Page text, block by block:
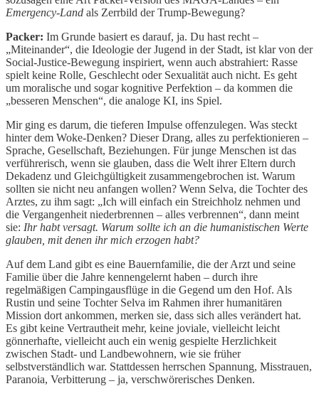
Emergency-Land als Zerrbild der Trump-Bewegung?
Packer: Im Grunde basiert es darauf, ja. Du hast recht –
„Miteinander“, die Ideologie der Jugend in der Stadt, ist klar von der
Social-Justice-Bewegung inspiriert, wenn auch abstrahiert: Rasse
spielt keine Rolle, Geschlecht oder Sexualität auch nicht. Es geht
um moralische und sogar kognitive Perfektion – da kommen die
„besseren Menschen“, die analoge KI, ins Spiel.
Mir ging es darum, die tieferen Impulse offenzulegen. Was steckt
hinter dem Woke-Denken? Dieser Drang, alles zu perfektionieren –
Sprache, Gesellschaft, Beziehungen. Für junge Menschen ist das
verführerisch, wenn sie glauben, dass die Welt ihrer Eltern durch
Dekadenz und Gleichgültigkeit zusammengebrochen ist. Warum
sollten sie nicht neu anfangen wollen? Wenn Selva, die Tochter des
Arztes, zu ihm sagt: „Ich will einfach ein Streichholz nehmen und
die Vergangenheit niederbrennen – alles verbrennen“, dann meint
sie: Ihr habt versagt. Warum sollte ich an die humanistischen Werte
glauben, mit denen ihr mich erzogen habt?
Auf dem Land gibt es eine Bauernfamilie, die der Arzt und seine
Familie über die Jahre kennengelernt haben – durch ihre
regelmäßigen Campingausflüge in die Gegend um den Hof. Als
Rustin und seine Tochter Selva im Rahmen ihrer humanitären
Mission dort ankommen, merken sie, dass sich alles verändert hat.
Es gibt keine Vertrautheit mehr, keine joviale, vielleicht leicht
gönnerhafte, vielleicht auch ein wenig gespielte Herzlichkeit
zwischen Stadt- und Landbewohnern, wie sie früher
selbstverständlich war. Stattdessen herrschen Spannung, Misstrauen,
Paranoia, Verbitterung – ja, verschwörerisches Denken.